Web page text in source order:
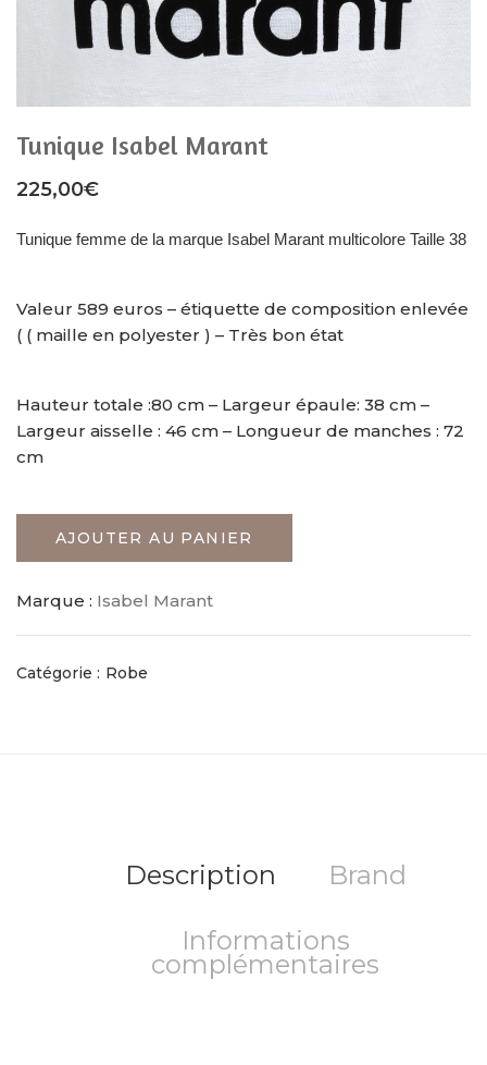
Tunique Isabel Marant
225,00€
Tunique femme de la marque Isabel Marant multicolore Taille 38
Valeur 589 euros – étiquette de composition enlevée
( ( maille en polyester ) – Très bon état
Hauteur totale :80 cm – Largeur épaule: 38 cm –
Largeur aisselle : 46 cm – Longueur de manches : 72
cm
AJOUTER AU PANIER
Marque : Isabel Marant
Catégorie : Robe
Description Brand
Informations
complémentaires